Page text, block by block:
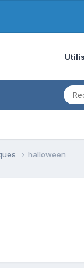
halloween